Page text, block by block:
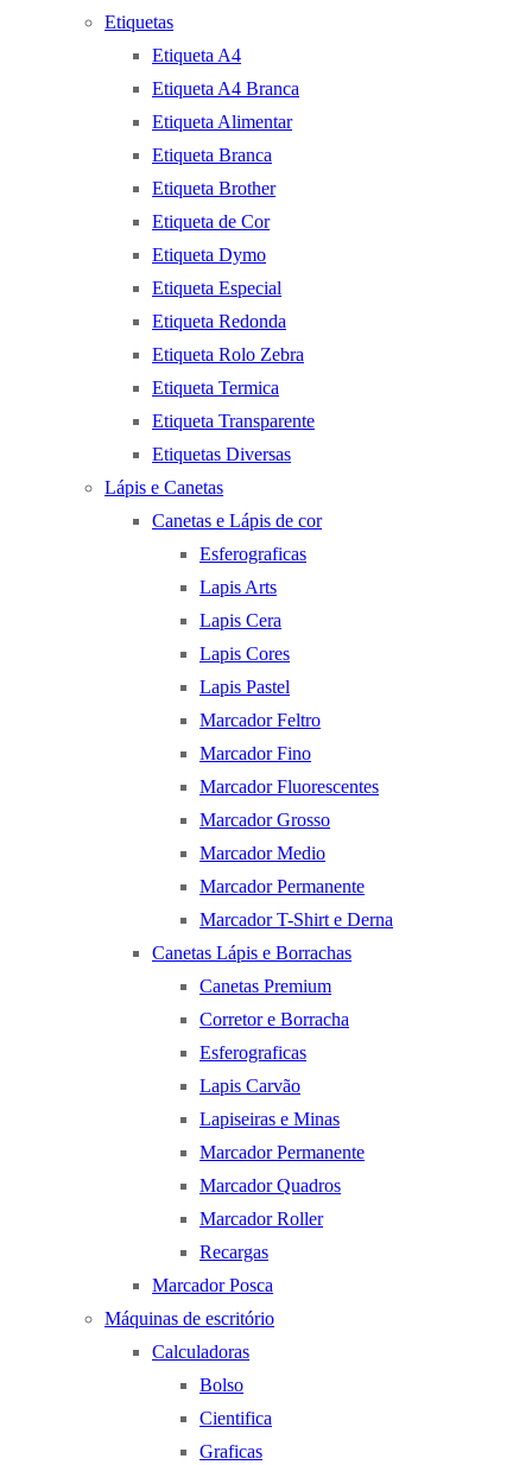
Etiquetas
Etiqueta A4
Etiqueta A4 Branca
Etiqueta Alimentar
Etiqueta Branca
Etiqueta Brother
Etiqueta de Cor
Etiqueta Dymo
Etiqueta Especial
Etiqueta Redonda
Etiqueta Rolo Zebra
Etiqueta Termica
Etiqueta Transparente
Etiquetas Diversas
Lápis e Canetas
Canetas e Lápis de cor
Esferograficas
Lapis Arts
Lapis Cera
Lapis Cores
Lapis Pastel
Marcador Feltro
Marcador Fino
Marcador Fluorescentes
Marcador Grosso
Marcador Medio
Marcador Permanente
Marcador T-Shirt e Derna
Canetas Lápis e Borrachas
Canetas Premium
Corretor e Borracha
Esferograficas
Lapis Carvão
Lapiseiras e Minas
Marcador Permanente
Marcador Quadros
Marcador Roller
Recargas
Marcador Posca
Máquinas de escritório
Calculadoras
Bolso
Cientifica
Graficas